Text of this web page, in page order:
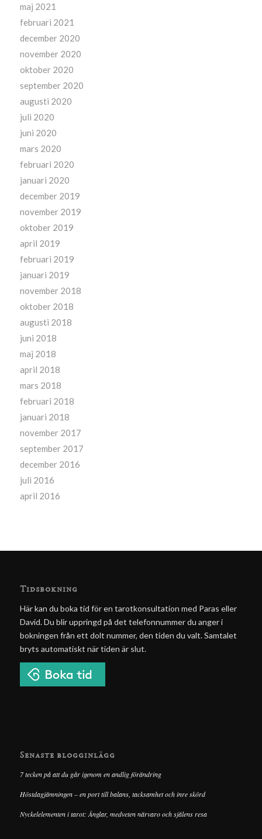
maj 2021
februari 2021
december 2020
november 2020
oktober 2020
september 2020
augusti 2020
juli 2020
juni 2020
mars 2020
februari 2020
januari 2020
december 2019
november 2019
oktober 2019
april 2019
februari 2019
januari 2019
november 2018
oktober 2018
augusti 2018
juni 2018
maj 2018
april 2018
mars 2018
februari 2018
januari 2018
november 2017
september 2017
december 2016
juli 2016
april 2016
Tidsbokning
Här kan du boka tid för en tarotkonsultation med Paras eller
David. Du blir uppringd på det telefonnummer du anger i
bokningen från ett dolt nummer, den tiden du valt. Samtalet
bryts automatiskt när tiden är slut.
Senaste blogginlägg
7 tecken på att du går igenom en andlig förändring
Höstdagjämningen – en port till balans, tacksamhet och inre skörd
Nyckelelementen i tarot: Änglar, medveten närvaro och själens resa